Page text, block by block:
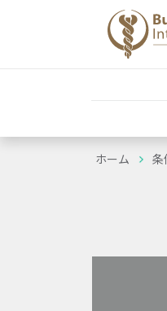
ホーム 条